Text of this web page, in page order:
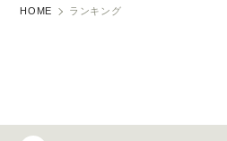
HOME ランキング